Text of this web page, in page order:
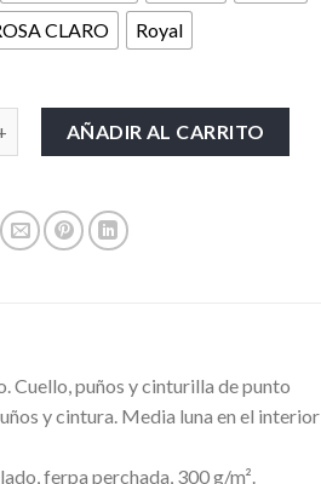
CLARO Royal
AÑADIR AL CARRITO
Cuello, puños y cinturilla de punto
y cintura. Media luna en el interior
ferpa perchada, 300 g/m².